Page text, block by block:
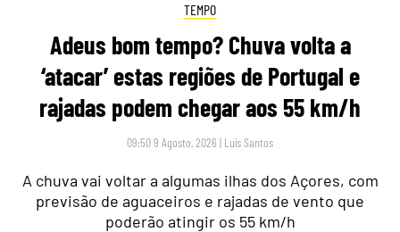
TEMPO
Adeus bom tempo? Chuva volta a
‘atacar’ estas regiões de Portugal e
rajadas podem chegar aos 55 km/h
09:50 9 Agosto, 2026 | Luís Santos
A chuva vai voltar a algumas ilhas dos Açores, com
previsão de aguaceiros e rajadas de vento que
poderão atingir os 55 km/h